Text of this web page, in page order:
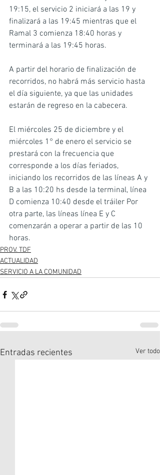
19:15, el servicio 2 iniciará a las 19 y
finalizará a las 19:45 mientras que el
Ramal 3 comienza 18:40 horas y
terminará a las 19:45 horas.
A partir del horario de finalización de
recorridos, no habrá más servicio hasta
el día siguiente, ya que las unidades
estarán de regreso en la cabecera.
El miércoles 25 de diciembre y el
miércoles 1° de enero el servicio se
prestará con la frecuencia que
corresponde a los días feriados,
iniciando los recorridos de las líneas A y
B a las 10:20 hs desde la terminal, línea
D comienza 10:40 desde el tráiler Por
otra parte, las líneas línea E y C
comenzarán a operar a partir de las 10
horas.
PROV. TDF
ACTUALIDAD
SERVICIO A LA COMUNIDAD
Entradas recientes Ver todo